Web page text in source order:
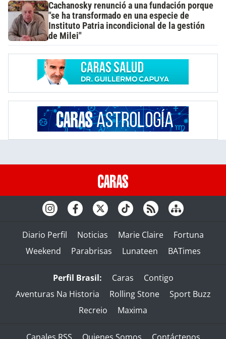
Cachanosky renunció a una fundación porque
"se ha transformado en una especie de
Instituto Patria incondicional de la gestión
de Milei"
Diario Perfil Noticias Marie Claire
Fortuna
Weekend
Parabrisas Lunateen BATimes
Perfil Brasil: Caras
Contigo
Aventuras Na Historia
Rolling Stone
Sport Buzz
Recreio
Maxima